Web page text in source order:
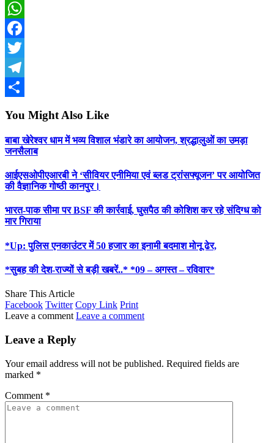
WhatsApp
Facebook
Twitter
Telegram
You Might Also Like
बाबा खेरेश्वर धाम में भव्य विशाल भंडारे का आयोजन, श्रद्धालुओं का उमड़ा
जनसैलाब
आईएसओपीएआरबी ने ‘सीवियर एनीमिया एवं ब्लड ट्रांसफ्यूजन’ पर आयोजित
की वैज्ञानिक गोष्ठी कानपुर।
भारत-पाक सीमा पर BSF की कार्रवाई, घुसपैठ की कोशिश कर रहे संदिग्ध को
मार गिराया
*Up: पुलिस एनकाउंटर में 50 हजार का इनामी बदमाश मोनू ढेर,
*सुबह की देश-राज्यों से बड़ी खबरें..* *09 – अगस्त – रविवार*
Share This Article
Facebook Twitter Copy Link Print
Leave a comment Leave a comment
Leave a Reply
Your email address will not be published. Required fields are
marked *
Comment *